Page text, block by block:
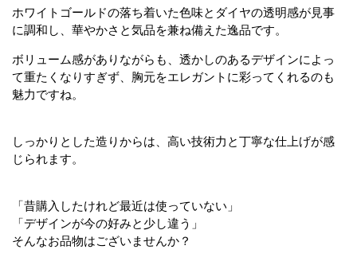
ホワイトゴールドの落ち着いた色味とダイヤの透明感が見事
に調和し、華やかさと気品を兼ね備えた逸品です。
ボリューム感がありながらも、透かしのあるデザインによっ
て重たくなりすぎず、胸元をエレガントに彩ってくれるのも
魅力ですね。
しっかりとした造りからは、高い技術力と丁寧な仕上げが感
じられます。
「昔購入したけれど最近は使っていない」
「デザインが今の好みと少し違う」
そんなお品物はございませんか？